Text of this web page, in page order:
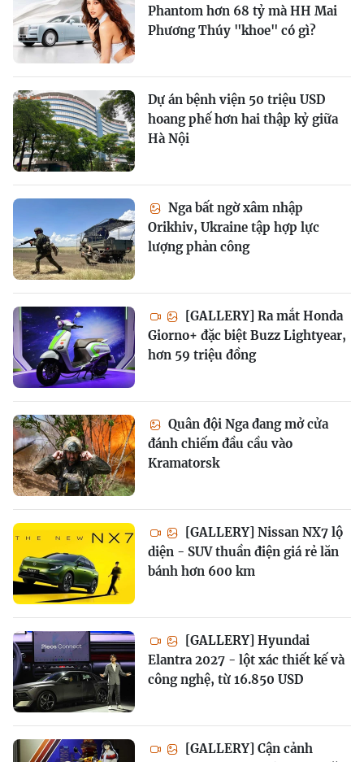
Phantom hơn 68 tỷ mà HH Mai
Phương Thúy "khoe" có gì?
Dự án bệnh viện 50 triệu USD
hoang phế hơn hai thập kỷ giữa
Hà Nội
Nga bất ngờ xâm nhập
Orikhiv, Ukraine tập hợp lực
lượng phản công
[GALLERY] Ra mắt Honda
Giorno+ đặc biệt Buzz Lightyear,
hơn 59 triệu đồng
Quân đội Nga đang mở cửa
đánh chiếm đầu cầu vào
Kramatorsk
[GALLERY] Nissan NX7 lộ
diện - SUV thuần điện giá rẻ lăn
bánh hơn 600 km
[GALLERY] Hyundai
Elantra 2027 - lột xác thiết kế và
công nghệ, từ 16.850 USD
[GALLERY] Cận cảnh